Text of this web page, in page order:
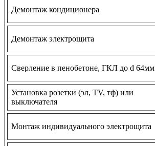
Демонтаж кондиционера
Демонтаж электрощита
Сверление в пенобетоне, ГКЛ до d 64мм
Установка розетки (эл, TV, тф) или
выключателя
Монтаж индивидуального электрощита